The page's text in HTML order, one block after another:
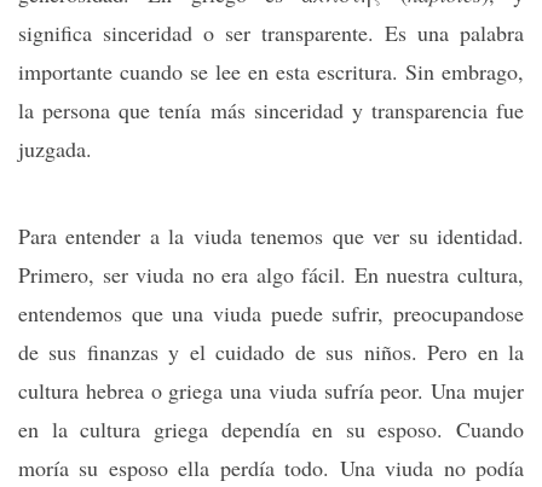
significa sinceridad o ser transparente. Es una palabra
importante cuando se lee en esta escritura. Sin embrago,
la persona que tenía más sinceridad y transparencia fue
juzgada.
Para entender a la viuda tenemos que ver su identidad.
Primero, ser viuda no era algo fácil. En nuestra cultura,
entendemos que una viuda puede sufrir, preocupandose
de sus finanzas y el cuidado de sus niños. Pero en la
cultura hebrea o griega una viuda sufría peor. Una mujer
en la cultura griega dependía en su esposo. Cuando
moría su esposo ella perdía todo. Una viuda no podía